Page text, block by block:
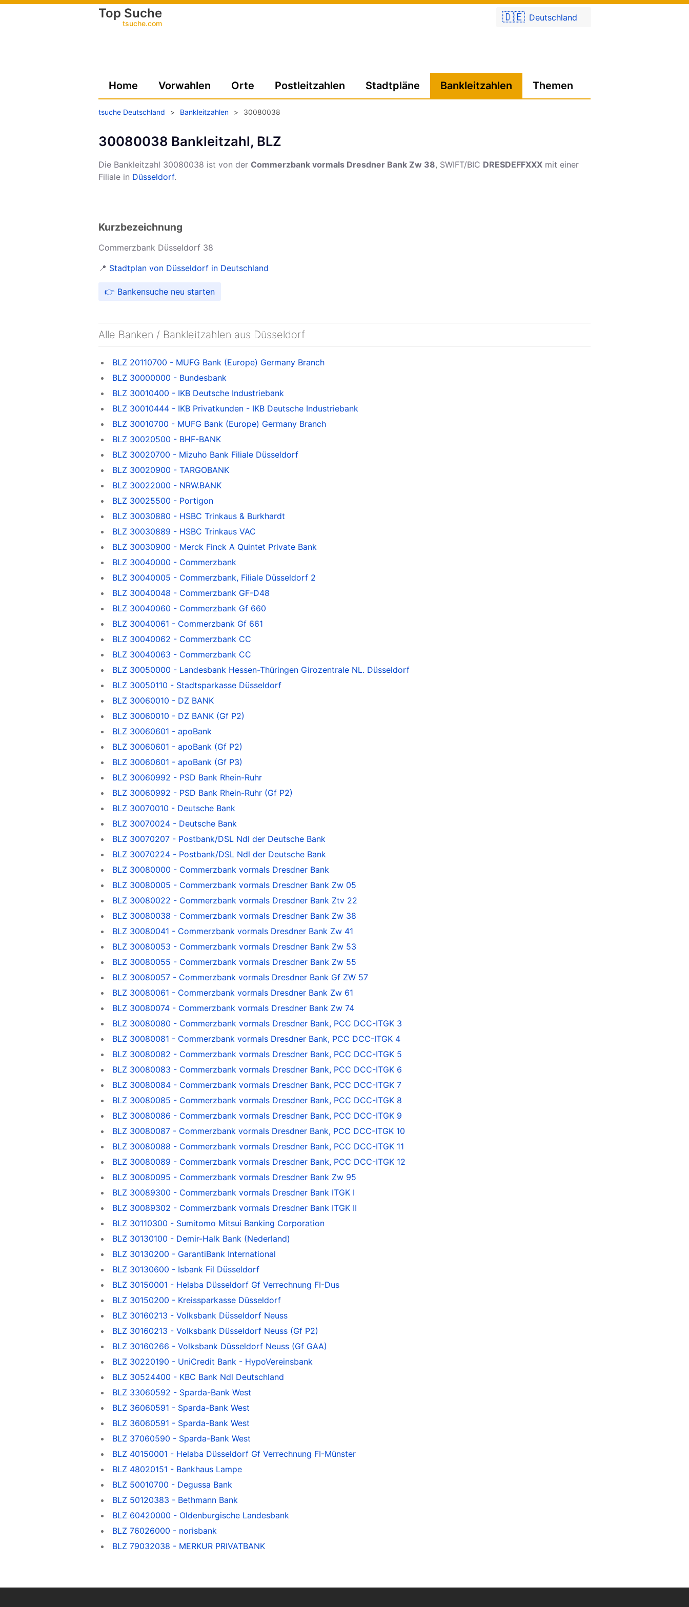
🇩🇪 Deutschland
Top Suche
tsuche.com
Home Vorwahlen Orte Postleitzahlen Stadtpläne Bankleitzahlen Themen
tsuche Deutschland > Bankleitzahlen > 30080038
30080038 Bankleitzahl, BLZ
Die Bankleitzahl 30080038 ist von der Commerzbank vormals Dresdner Bank Zw 38, SWIFT/BIC DRESDEFFXXX mit einer
Filiale in Düsseldorf.
Kurzbezeichnung
Commerzbank Düsseldorf 38
📍 Stadtplan von Düsseldorf in Deutschland
👉 Bankensuche neu starten
Alle Banken / Bankleitzahlen aus Düsseldorf
BLZ 20110700 - MUFG Bank (Europe) Germany Branch
BLZ 30000000 - Bundesbank
BLZ 30010400 - IKB Deutsche Industriebank
BLZ 30010444 - IKB Privatkunden - IKB Deutsche Industriebank
BLZ 30010700 - MUFG Bank (Europe) Germany Branch
BLZ 30020500 - BHF-BANK
BLZ 30020700 - Mizuho Bank Filiale Düsseldorf
BLZ 30020900 - TARGOBANK
BLZ 30022000 - NRW.BANK
BLZ 30025500 - Portigon
BLZ 30030880 - HSBC Trinkaus & Burkhardt
BLZ 30030889 - HSBC Trinkaus VAC
BLZ 30030900 - Merck Finck A Quintet Private Bank
BLZ 30040000 - Commerzbank
BLZ 30040005 - Commerzbank, Filiale Düsseldorf 2
BLZ 30040048 - Commerzbank GF-D48
BLZ 30040060 - Commerzbank Gf 660
BLZ 30040061 - Commerzbank Gf 661
BLZ 30040062 - Commerzbank CC
BLZ 30040063 - Commerzbank CC
BLZ 30050000 - Landesbank Hessen-Thüringen Girozentrale NL. Düsseldorf
BLZ 30050110 - Stadtsparkasse Düsseldorf
BLZ 30060010 - DZ BANK
BLZ 30060010 - DZ BANK (Gf P2)
BLZ 30060601 - apoBank
BLZ 30060601 - apoBank (Gf P2)
BLZ 30060601 - apoBank (Gf P3)
BLZ 30060992 - PSD Bank Rhein-Ruhr
BLZ 30060992 - PSD Bank Rhein-Ruhr (Gf P2)
BLZ 30070010 - Deutsche Bank
BLZ 30070024 - Deutsche Bank
BLZ 30070207 - Postbank/DSL Ndl der Deutsche Bank
BLZ 30070224 - Postbank/DSL Ndl der Deutsche Bank
BLZ 30080000 - Commerzbank vormals Dresdner Bank
BLZ 30080005 - Commerzbank vormals Dresdner Bank Zw 05
BLZ 30080022 - Commerzbank vormals Dresdner Bank Ztv 22
BLZ 30080038 - Commerzbank vormals Dresdner Bank Zw 38
BLZ 30080041 - Commerzbank vormals Dresdner Bank Zw 41
BLZ 30080053 - Commerzbank vormals Dresdner Bank Zw 53
BLZ 30080055 - Commerzbank vormals Dresdner Bank Zw 55
BLZ 30080057 - Commerzbank vormals Dresdner Bank Gf ZW 57
BLZ 30080061 - Commerzbank vormals Dresdner Bank Zw 61
BLZ 30080074 - Commerzbank vormals Dresdner Bank Zw 74
BLZ 30080080 - Commerzbank vormals Dresdner Bank, PCC DCC-ITGK 3
BLZ 30080081 - Commerzbank vormals Dresdner Bank, PCC DCC-ITGK 4
BLZ 30080082 - Commerzbank vormals Dresdner Bank, PCC DCC-ITGK 5
BLZ 30080083 - Commerzbank vormals Dresdner Bank, PCC DCC-ITGK 6
BLZ 30080084 - Commerzbank vormals Dresdner Bank, PCC DCC-ITGK 7
BLZ 30080085 - Commerzbank vormals Dresdner Bank, PCC DCC-ITGK 8
BLZ 30080086 - Commerzbank vormals Dresdner Bank, PCC DCC-ITGK 9
BLZ 30080087 - Commerzbank vormals Dresdner Bank, PCC DCC-ITGK 10
BLZ 30080088 - Commerzbank vormals Dresdner Bank, PCC DCC-ITGK 11
BLZ 30080089 - Commerzbank vormals Dresdner Bank, PCC DCC-ITGK 12
BLZ 30080095 - Commerzbank vormals Dresdner Bank Zw 95
BLZ 30089300 - Commerzbank vormals Dresdner Bank ITGK I
BLZ 30089302 - Commerzbank vormals Dresdner Bank ITGK II
BLZ 30110300 - Sumitomo Mitsui Banking Corporation
BLZ 30130100 - Demir-Halk Bank (Nederland)
BLZ 30130200 - GarantiBank International
BLZ 30130600 - Isbank Fil Düsseldorf
BLZ 30150001 - Helaba Düsseldorf Gf Verrechnung FI-Dus
BLZ 30150200 - Kreissparkasse Düsseldorf
BLZ 30160213 - Volksbank Düsseldorf Neuss
BLZ 30160213 - Volksbank Düsseldorf Neuss (Gf P2)
BLZ 30160266 - Volksbank Düsseldorf Neuss (Gf GAA)
BLZ 30220190 - UniCredit Bank - HypoVereinsbank
BLZ 30524400 - KBC Bank Ndl Deutschland
BLZ 33060592 - Sparda-Bank West
BLZ 36060591 - Sparda-Bank West
BLZ 36060591 - Sparda-Bank West
BLZ 37060590 - Sparda-Bank West
BLZ 40150001 - Helaba Düsseldorf Gf Verrechnung FI-Münster
BLZ 48020151 - Bankhaus Lampe
BLZ 50010700 - Degussa Bank
BLZ 50120383 - Bethmann Bank
BLZ 60420000 - Oldenburgische Landesbank
BLZ 76026000 - norisbank
BLZ 79032038 - MERKUR PRIVATBANK